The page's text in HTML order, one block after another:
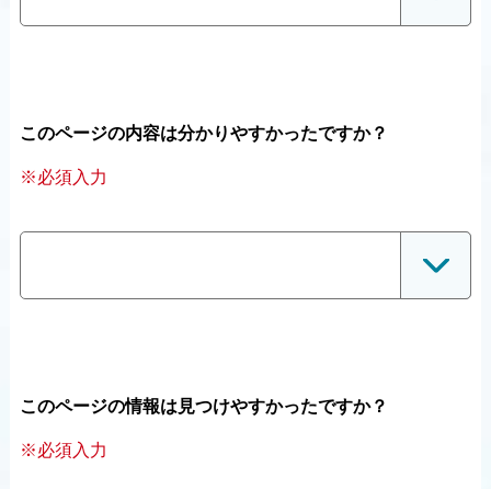
このページの内容は分かりやすかったですか？
※必須入力
このページの情報は見つけやすかったですか？
※必須入力